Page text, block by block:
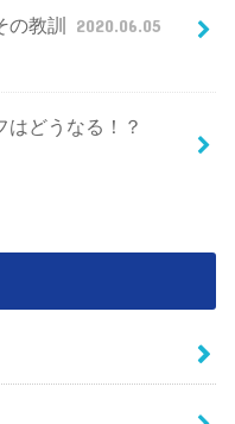
の教訓 2020.06.05
はどうなる！？